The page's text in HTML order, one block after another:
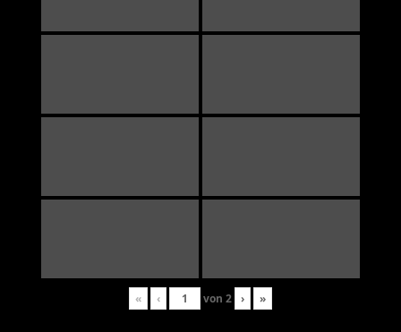
« ‹ von 2 › »